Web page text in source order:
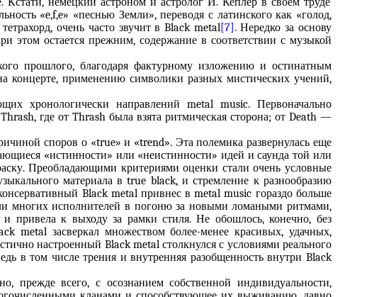
«e,f,e» «песнью Земли», переводя с латинского как «голод,
очень часто звучит в Black metal[7] . Нередко за основу
этом остается прежним, содержание в соответствии с музыкой
прошлого, благодаря фактурному изложению и остинатным
концерте, применению символики разных мистических учений,
хронологически направлений metal music. Первоначально
где от Thrash была взята ритмическая сторона; от Death —
споров о «true» и «trend». Эта полемика развернулась еще
«истинности» или «неистинности» идей и саунда той или
Преобладающими критериями оценки стали очень условные
материала в true black, и стремление к разнообразию
Black metal привнес в metal music гораздо больше
многих исполнителей в погоню за новыми ломаными ритмами,
привела к выходу за рамки стиля. Не обошлось, конечно, без
metal засверкал множеством более-менее красивых, удачных,
настроенный Black metal столкнулся с условиями реального
в том числе трения и внутренняя разобщенность внутри Black
прежде всего, с осознанием собственной индивидуальности,